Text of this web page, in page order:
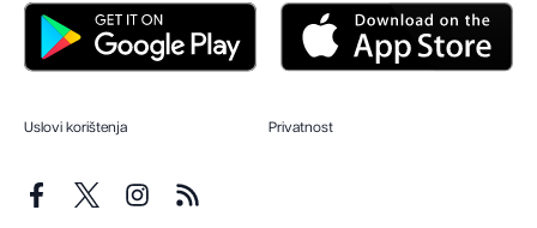
Uslovi korištenja Privatnost